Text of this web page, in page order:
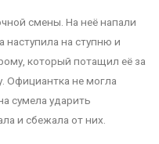
смены. На неё напали
на ступню и
который потащил её за
Официантка не могла
сумела ударить
и сбежала от них.